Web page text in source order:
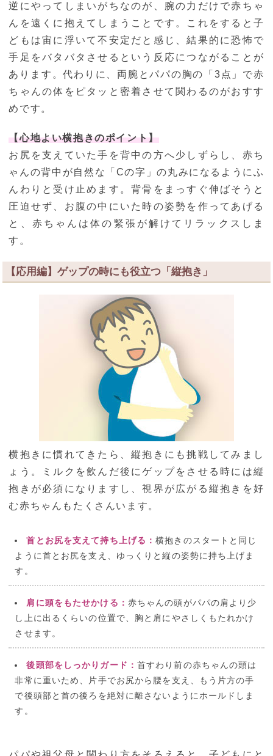
逆にやってしまいがちなのが、腕の力だけで赤ちゃ
んを遠くに抱えてしまうことです。これをすると子
どもは宙に浮いて不安定だと感じ、結果的に恐怖で
手足をバタバタさせるという反応につながることが
あります。代わりに、両腕とパパの胸の「3点」で赤
ちゃんの体をピタッと密着させて関わるのがおすす
めです。
【心地よい横抱きのポイント】
お尻を支えていた手を背中の方へ少しずらし、赤ち
ゃんの背中が自然な「Cの字」の丸みになるようにふ
んわりと受け止めます。背骨をまっすぐ伸ばそうと
圧迫せず、お腹の中にいた時の姿勢を作ってあげる
と、赤ちゃんは体の緊張が解けてリラックスしま
す。
【応用編】ゲップの時にも役立つ「縦抱き」
横抱きに慣れてきたら、縦抱きにも挑戦してみまし
ょう。ミルクを飲んだ後にゲップをさせる時には縦
抱きが必須になりますし、視界が広がる縦抱きを好
む赤ちゃんもたくさんいます。
首とお尻を支えて持ち上げる：横抱きのスタートと同じ
ように首とお尻を支え、ゆっくりと縦の姿勢に持ち上げま
す。
肩に頭をもたせかける： 赤ちゃんの頭がパパの肩より少
し上に出るくらいの位置で、胸と肩にやさしくもたれかけ
させます。
後頭部をしっかりガード： 首すわり前の赤ちゃんの頭は
非常に重いため、片手でお尻から腰を支え、もう片方の手
で後頭部と首の後ろを絶対に離さないようにホールドしま
す。